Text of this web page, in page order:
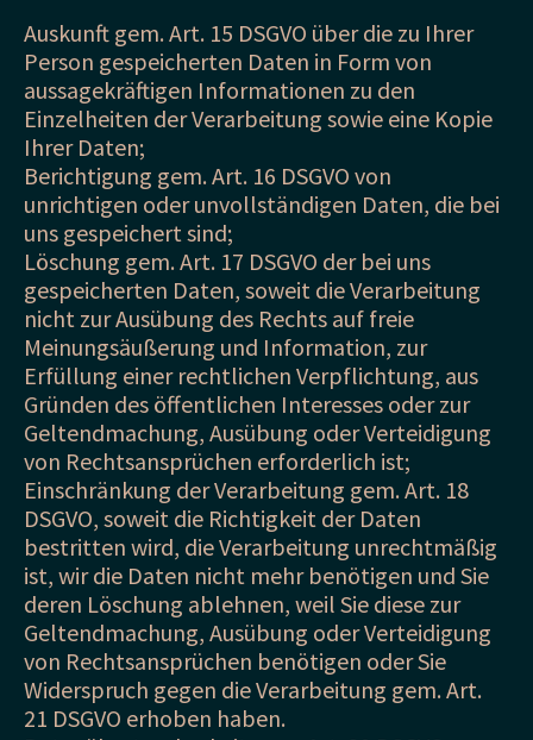
Auskunft gem. Art. 15 DSGVO über die zu Ihrer
Person gespeicherten Daten in Form von
aussagekräftigen Informationen zu den
Einzelheiten der Verarbeitung sowie eine Kopie
Ihrer Daten;
Berichtigung gem. Art. 16 DSGVO von
unrichtigen oder unvollständigen Daten, die bei
uns gespeichert sind;
Löschung gem. Art. 17 DSGVO der bei uns
gespeicherten Daten, soweit die Verarbeitung
nicht zur Ausübung des Rechts auf freie
Meinungsäußerung und Information, zur
Erfüllung einer rechtlichen Verpflichtung, aus
Gründen des öffentlichen Interesses oder zur
Geltendmachung, Ausübung oder Verteidigung
von Rechtsansprüchen erforderlich ist;
Einschränkung der Verarbeitung gem. Art. 18
DSGVO, soweit die Richtigkeit der Daten
bestritten wird, die Verarbeitung unrechtmäßig
ist, wir die Daten nicht mehr benötigen und Sie
deren Löschung ablehnen, weil Sie diese zur
Geltendmachung, Ausübung oder Verteidigung
von Rechtsansprüchen benötigen oder Sie
Widerspruch gegen die Verarbeitung gem. Art.
21 DSGVO erhoben haben.